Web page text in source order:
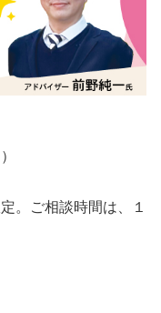
。ご相談時間は、１